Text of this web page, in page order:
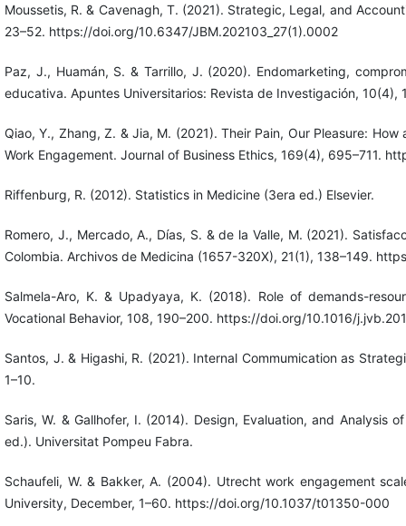
Moussetis, R. & Cavenagh, T. (2021). Strategic, Legal, and
23–52. https://doi.org/10.6347/JBM.202103_27(1).0002
Paz, J., Huamán, S. & Tarrillo, J. (2020). Endomarketing,
educativa. Apuntes Universitarios: Revista de Investigación,
Qiao, Y., Zhang, Z. & Jia, M. (2021). Their Pain, Our Pleasure:
Work Engagement. Journal of Business Ethics, 169(4), 695–711.
Riffenburg, R. (2012). Statistics in Medicine (3era ed.) Elsevier.
Romero, J., Mercado, A., Días, S. & de la Valle, M. (2021).
Colombia. Archivos de Medicina (1657-320X), 21(1), 138–149.
Salmela-Aro, K. & Upadyaya, K. (2018). Role of demands-
Vocational Behavior, 108, 190–200. https://doi.org/10.1016/
Santos, J. & Higashi, R. (2021). Internal Commumication as
1–10.
Saris, W. & Gallhofer, I. (2014). Design, Evaluation, and Analysis
ed.). Universitat Pompeu Fabra.
Schaufeli, W. & Bakker, A. (2004). Utrecht work engagement
University, December, 1–60. https://doi.org/10.1037/t01350-000